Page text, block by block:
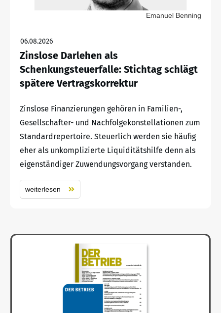
Emanuel Benning
06.08.2026
Zinslose Darlehen als
Schenkungsteuerfalle: Stichtag schlägt
spätere Vertragskorrektur
Zinslose Finanzierungen gehören in Familien-,
Gesellschafter- und Nachfolgekonstellationen zum
Standardrepertoire. Steuerlich werden sie häufig
eher als unkomplizierte Liquiditätshilfe denn als
eigenständiger Zuwendungsvorgang verstanden.
weiterlesen